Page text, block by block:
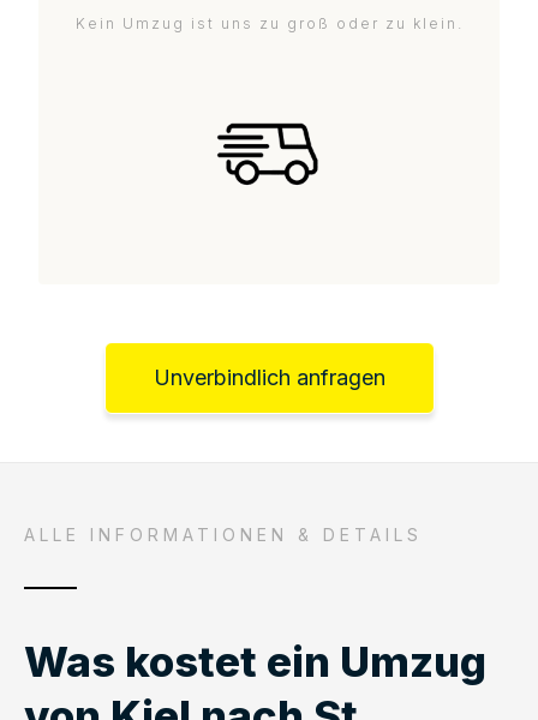
Kein Umzug ist uns zu groß oder zu klein.
Unverbindlich anfragen
ALLE INFORMATIONEN & DETAILS
Was kostet ein Umzug